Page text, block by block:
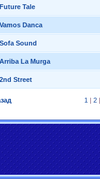
Future Tale
Vamos Danca
Sofa Sound
Arriba La Murga
2nd Street
1 | 2